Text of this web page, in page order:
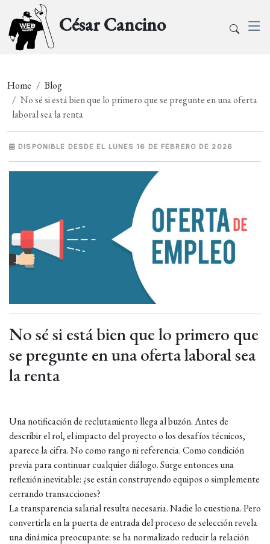
César Cancino
Home
Blog
No sé si está bien que lo primero que se pregunte en una oferta
laboral sea la renta
DISPONIBLE DESDE EL LUNES 16 DE FEBRERO DE 2026
No sé si está bien que lo primero que
se pregunte en una oferta laboral sea
la renta
Una notificación de reclutamiento llega al buzón. Antes de
describir el rol, el impacto del proyecto o los desafíos técnicos,
aparece la cifra. No como rango ni referencia. Como condición
previa para continuar cualquier diálogo. Surge entonces una
reflexión inevitable: ¿se están construyendo equipos o simplemente
cerrando transacciones?
La transparencia salarial resulta necesaria. Nadie lo cuestiona. Pero
convertirla en la puerta de entrada del proceso de selección revela
una dinámica preocupante: se ha normalizado reducir la relación